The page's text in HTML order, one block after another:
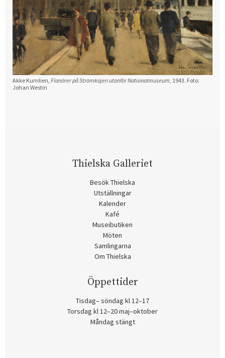
Akke Kumlien, Flanörer på Strömkajen utanför Nationalmuseum , 1943. Foto:
Johan Westin
Thielska Galleriet
Besök Thielska
Utställningar
Kalender
Kafé
Museibutiken
Möten
Samlingarna
Om Thielska
Öppettider
Tisdag– söndag kl 12–17
Torsdag kl 12–20 maj–oktober
Måndag stängt